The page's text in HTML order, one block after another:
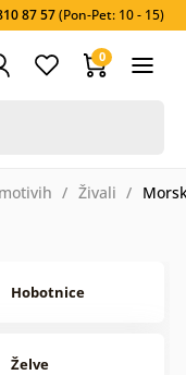
87 57(Pon-Pet: 10 - 15)
0
Živali
Hobotnice
Želve